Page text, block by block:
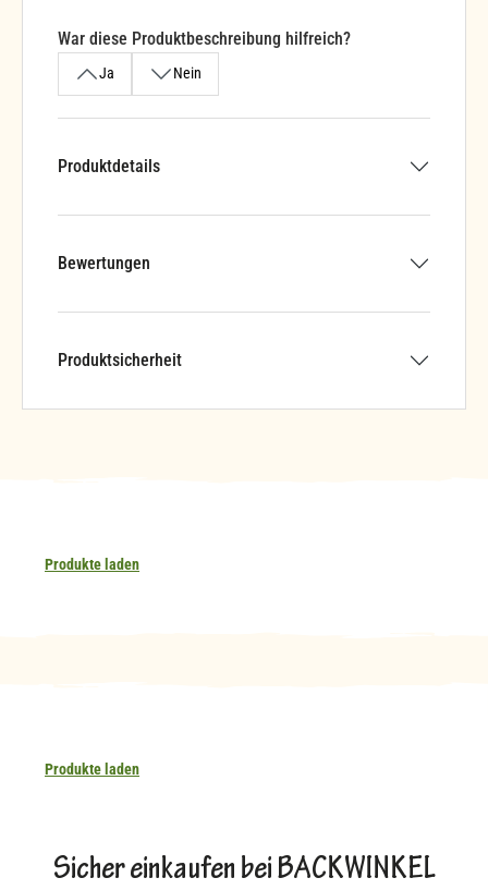
War diese Produktbeschreibung hilfreich?
Ja Nein
Produktdetails
Bewertungen
Produktsicherheit
Produkte laden
Produkte laden
Sicher einkaufen bei BACKWINKEL